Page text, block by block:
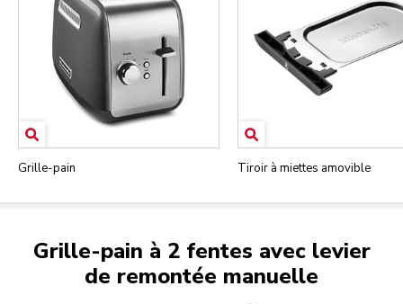
Grille-pain Tiroir à miettes amovible
Grille-pain à 2 fentes avec levier
de remontée manuelle